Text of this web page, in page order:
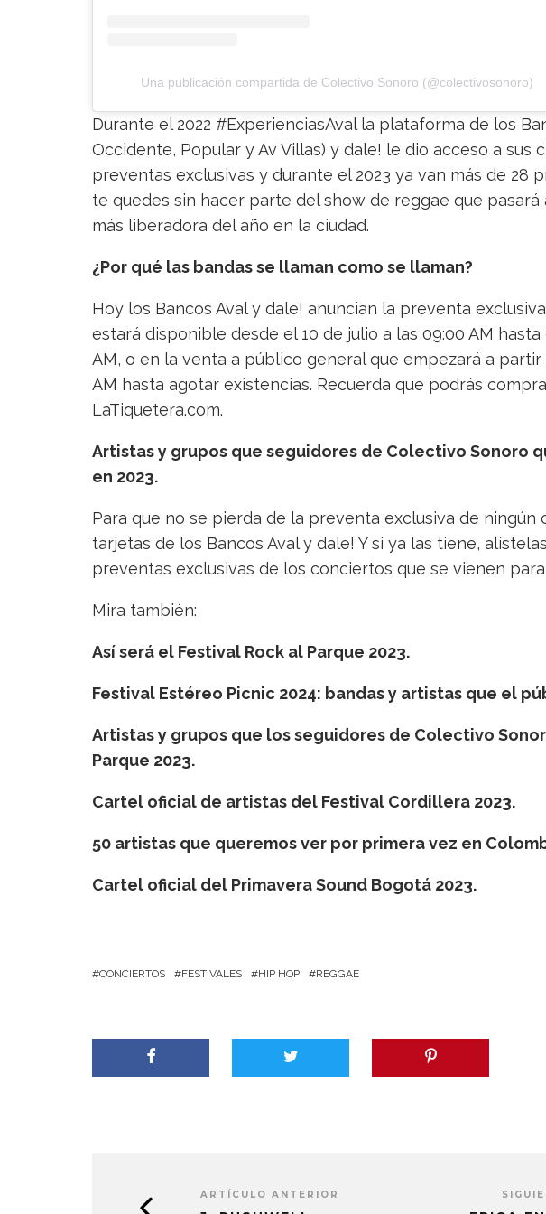
Una publicación compartida de Colectivo Sonoro (@colectivosonoro)
Durante el 2022 #ExperienciasAval la plataforma de los
Occidente, Popular y Av Villas) y dale! le dio acceso a sus
preventas exclusivas y durante el 2023 ya van más de 28
te quedes sin hacer parte del show de reggae que pasará
más liberadora del año en la ciudad.
¿Por qué las bandas se llaman como se llaman?
Hoy los Bancos Aval y dale! anuncian la preventa
estará disponible desde el 10 de julio a las 09:00 AM hasta
AM, o en la venta a público general que empezará a partir
AM hasta agotar existencias. Recuerda que podrás
LaTiquetera.com.
Artistas y grupos que seguidores de Colectivo Sonoro
en 2023.
Para que no se pierda de la preventa exclusiva de ningún
tarjetas de los Bancos Aval y dale! Y si ya las tiene,
preventas exclusivas de los conciertos que se vienen para
Mira también:
Así será el Festival Rock al Parque 2023.
Festival Estéreo Picnic 2024: bandas y artistas que el
Artistas y grupos que los seguidores de Colectivo
Parque 2023.
Cartel oficial de artistas del Festival Cordillera 2023.
50 artistas que queremos ver por primera vez en
Cartel oficial del Primavera Sound Bogotá 2023.
CONCIERTOS FESTIVALES HIP HOP REGGAE
ARTÍCULO ANTERIOR